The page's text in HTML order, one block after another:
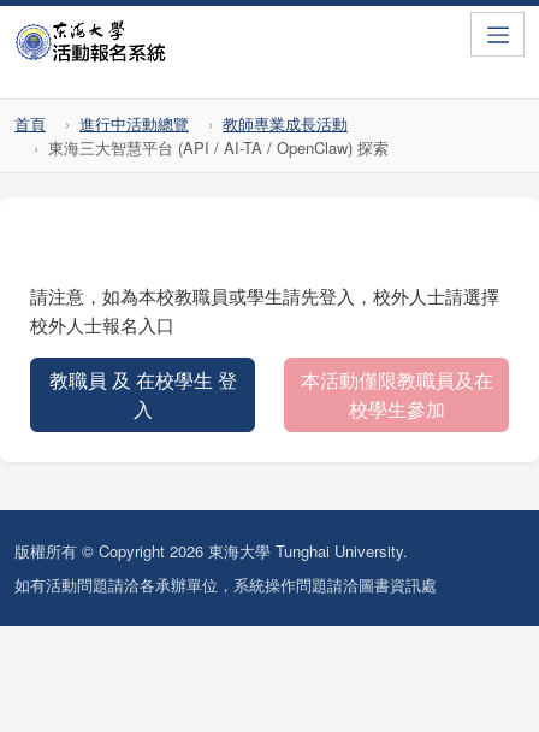
首頁 進行中活動總覽
教師專業成長活動
東海三大智慧平台 (API / AI-TA / OpenClaw) 探索
請注意，如為本校教職員或學生請先登入，校外人士請選擇
校外人士報名入口
教職員 及 在校學生 登
入
本活動僅限教職員及在
校學生參加
版權所有 © Copyright 2026 東海大學 Tunghai University.
如有活動問題請洽各承辦單位，系統操作問題請洽圖書資訊處